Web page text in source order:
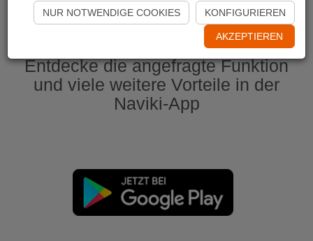
Entdecke die angefragte Funktion
und viele weitere Vorteile in der
Naviki-App
NUR NOTWENDIGE COOKIES KONFIGURIEREN
AKZEPTIEREN